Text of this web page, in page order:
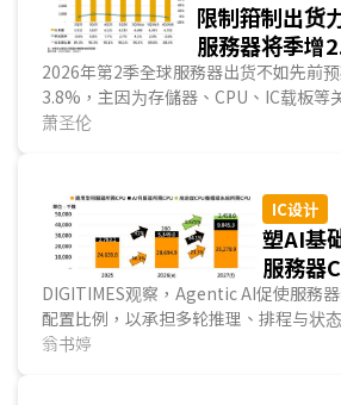
限制箝制出
服務器将季增
2026年第2季全球服務器出货不如先前
3.8%，主因为存儲器、CPU、IC载板等
紧，箝制整机系统出货力道，但美系大
运算、储存服務器。品牌商出货则衰退
业者受到更多供给限制外，一般企业对
受，因而造成出货不如预期。进入2026
出货量预估将首度突破500万臺大关，
长动能虽延续，但因缺料问题压抑，增
萧圣伦
IC设计
塑AI基
服務器
破
构服務
DIGITIMES观察，Agentic AI促使服務
配置比例，以承担多轮推理、排程与状
服務器CPU需求，预估2027年全球出货
翁书婷